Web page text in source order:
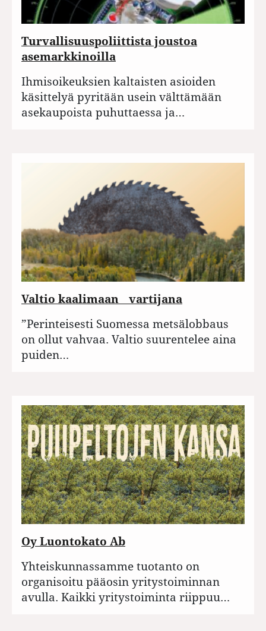
Turvallisuuspoliittista joustoa
asemarkkinoilla
Ihmisoikeuksien kaltaisten asioiden
käsittelyä pyritään usein välttämään
asekaupoista puhuttaessa ja…
Valtio kaalimaan vartijana
”Perinteisesti Suomessa metsälobbaus
on ollut vahvaa. Valtio suurentelee aina
puiden…
Oy Luontokato Ab
Yhteiskunnassamme tuotanto on
organisoitu pääosin yritystoiminnan
avulla. Kaikki yritystoiminta riippuu…